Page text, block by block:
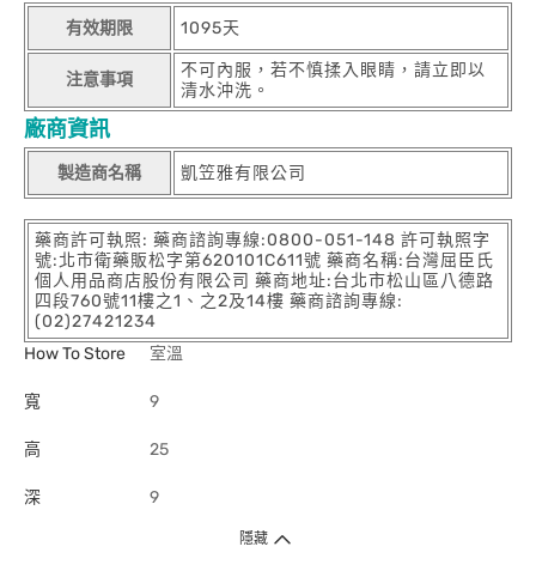
有效期限 1095天
注意事項
不可內服，若不慎揉入眼睛，請立即以
清水沖洗。
廠商資訊
製造商名稱 凱笠雅有限公司
藥商許可執照: 藥商諮詢專線:0800-051-148 許可執照字
號:北市衛藥販松字第620101C611號 藥商名稱:台灣屈臣氏
個人用品商店股份有限公司 藥商地址:台北市松山區八德路
四段760號11樓之1、之2及14樓 藥商諮詢專線:
(02)27421234
How To Store
室溫
寬 9
高 25
深 9
隱藏